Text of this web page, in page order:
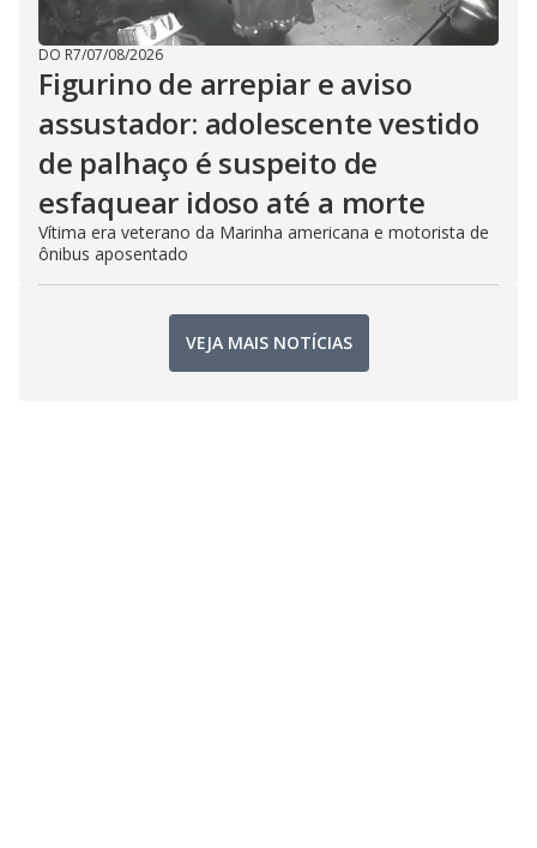
DO R7/07/08/2026
Figurino de arrepiar e aviso
assustador: adolescente vestido
de palhaço é suspeito de
esfaquear idoso até a morte
Vítima era veterano da Marinha americana e motorista de
ônibus aposentado
VEJA MAIS NOTÍCIAS